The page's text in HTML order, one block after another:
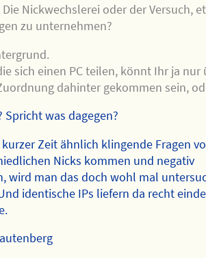
Die Nickwechslerei oder der Versuch,
zu unternehmen?
sich einen PC teilen, könnt Ihr ja nur
dahinter gekommen sein,
Spricht was dagegen?
Zeit ähnlich klingende Fragen
Nicks kommen und negativ
wird man das doch wohl mal
identische IPs liefern da recht